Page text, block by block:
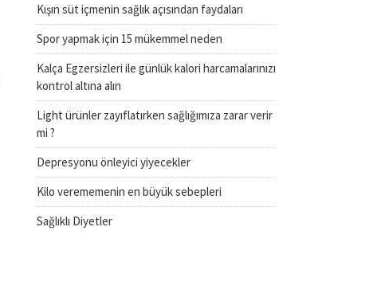
Kışın süt içmenin sağlık açısından faydaları
Spor yapmak için 15 mükemmel neden
Kalça Egzersizleri ile günlük kalori harcamalarınızı
kontrol altına alın
Light ürünler zayıflatırken sağlığımıza zarar verir
mi ?
Depresyonu önleyici yiyecekler
Kilo verememenin en büyük sebepleri
Sağlıklı Diyetler